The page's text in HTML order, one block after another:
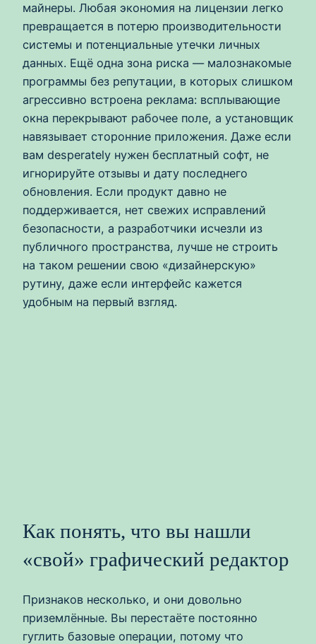
майнеры. Любая экономия на лицензии легко
превращается в потерю производительности
системы и потенциальные утечки личных
данных. Ещё одна зона риска — малознакомые
программы без репутации, в которых слишком
агрессивно встроена реклама: всплывающие
окна перекрывают рабочее поле, а установщик
навязывает сторонние приложения. Даже если
вам desperately нужен бесплатный софт, не
игнорируйте отзывы и дату последнего
обновления. Если продукт давно не
поддерживается, нет свежих исправлений
безопасности, а разработчики исчезли из
публичного пространства, лучше не строить
на таком решении свою «дизайнерскую»
рутину, даже если интерфейс кажется
удобным на первый взгляд.
Как понять, что вы нашли
«свой» графический редактор
Признаков несколько, и они довольно
приземлённые. Вы перестаёте постоянно
гуглить базовые операции, потому что